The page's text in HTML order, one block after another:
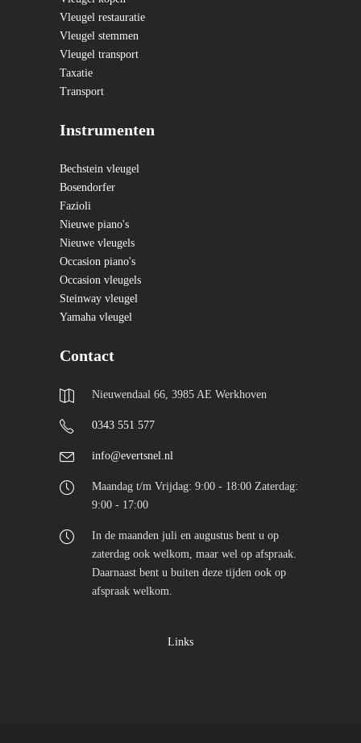
Vleugel restauratie
Vleugel stemmen
Vleugel transport
Taxatie
Transport
Instrumenten
Bechstein vleugel
Bosendorfer
Fazioli
Nieuwe piano's
Nieuwe vleugels
Occasion piano's
Occasion vleugels
Steinway vleugel
Yamaha vleugel
Contact
Nieuwendaal 66, 3985 AE Werkhoven
0343 551 577
info@evertsnel.nl
Maandag t/m Vrijdag: 9:00 - 18:00 Zaterdag:
9:00 - 17:00
In de maanden juli en augustus bent u op
zaterdag ook welkom, maar wel op afspraak.
Daarnaast bent u buiten deze tijden ook op
afspraak welkom.
Links